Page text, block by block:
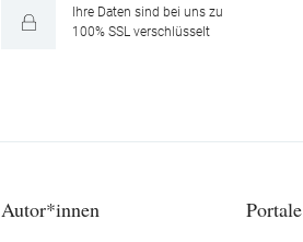
Ihre Daten sind bei uns zu
100% SSL verschlüsselt
Autor*innen Portale